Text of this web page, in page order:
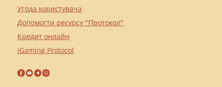
Угода користувача
Допомогти ресурсу "Протокол"
Кредит онлайн
iGaming Protocol